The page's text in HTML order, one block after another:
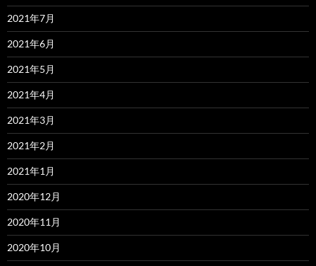
2021年7月
2021年6月
2021年5月
2021年4月
2021年3月
2021年2月
2021年1月
2020年12月
2020年11月
2020年10月